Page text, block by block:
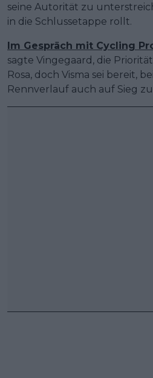
seine Autorität zu
in die Schlussetappe rollt.
Im Gespräch mit Cycling
sagte Vingegaard, die
Rosa, doch Visma sei bereit,
Rennverlauf auch auf Sieg